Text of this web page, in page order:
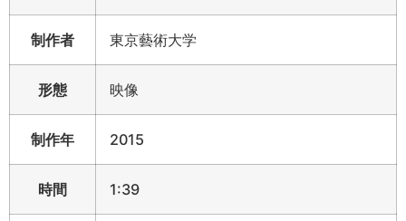
制作者 東京藝術大学
形態 映像
制作年 2015
時間 1:39